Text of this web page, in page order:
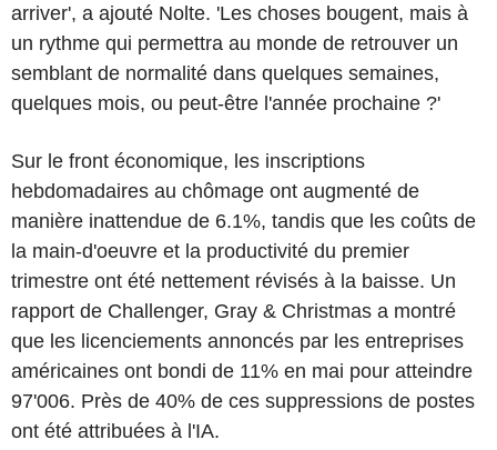
arriver', a ajouté Nolte. 'Les choses bougent, mais à
un rythme qui permettra au monde de retrouver un
semblant de normalité dans quelques semaines,
quelques mois, ou peut-être l'année prochaine ?'
Sur le front économique, les inscriptions
hebdomadaires au chômage ont augmenté de
manière inattendue de 6.1%, tandis que les coûts de
la main-d'oeuvre et la productivité du premier
trimestre ont été nettement révisés à la baisse. Un
rapport de Challenger, Gray & Christmas a montré
que les licenciements annoncés par les entreprises
américaines ont bondi de 11% en mai pour atteindre
97'006. Près de 40% de ces suppressions de postes
ont été attribuées à l'IA.